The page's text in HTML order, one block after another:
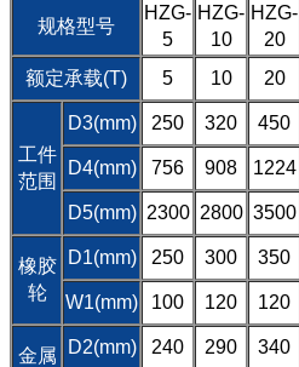
规格型号
HZG-
5
HZG-
10
HZG-
20
额定承载(T)
5 10 20
工件
范围
D3(mm) 250 320 450
D4(mm) 756 908 1224
D5(mm) 2300 2800 3500
橡胶
轮
D1(mm) 250 300 350
W1(mm) 100 120 120
金属
D2(mm) 240 290 340